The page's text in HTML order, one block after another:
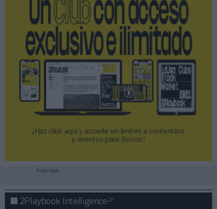
¡Haz click aquí y accede sin límites a contenidos
y eventos para Socios!​​​​​​​
Publicidad
2Playbook Intelligence2P